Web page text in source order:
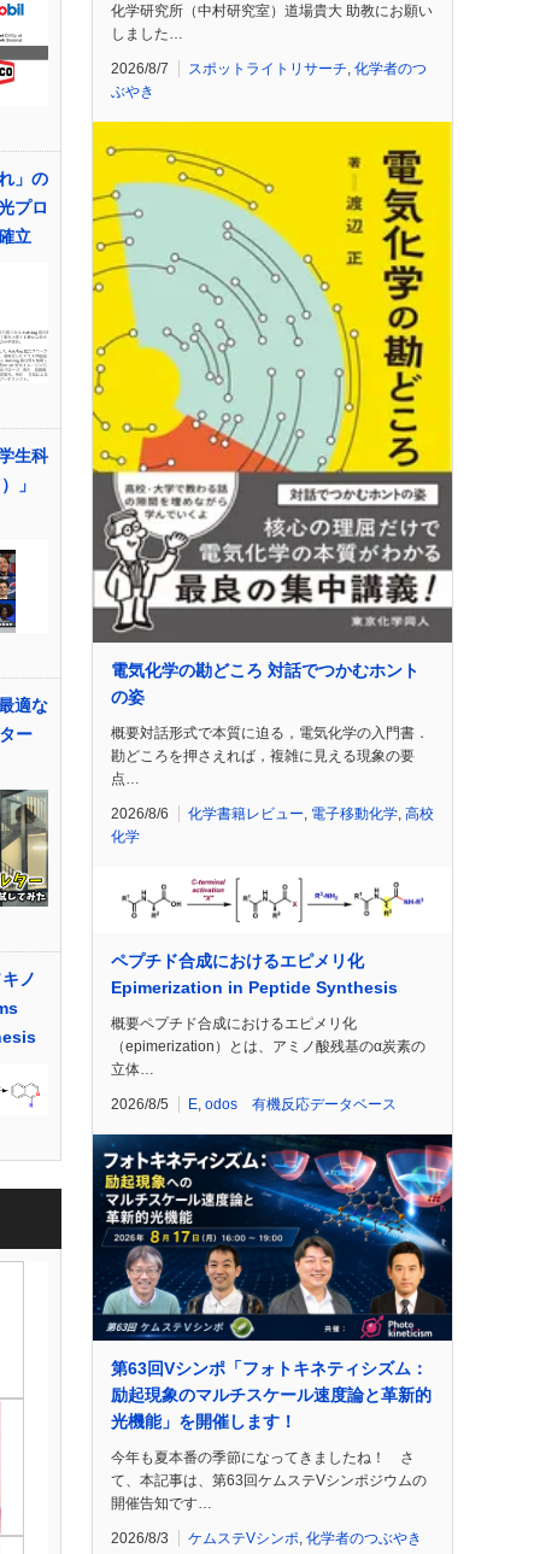
」の
プロ
立
生科
」
適な
ー
ノ
化学研究所（中村研究室）道場貴大 助教にお願い
しました…
2026/8/7 スポットライトリサーチ 化学者のつ
ぶやき
電気化学の勘どころ 対話でつかむホント
の姿
概要対話形式で本質に迫る，電気化学の入門書．
勘どころを押さえれば，複雑に見える現象の要
点…
2026/8/6 化学書籍レビュー 電子移動化学 高校
化学
ペプチド合成におけるエピメリ化
Epimerization in Peptide Synthesis
概要ペプチド合成におけるエピメリ化
（epimerization）とは、アミノ酸残基のα炭素の
立体…
2026/8/5 E odos 有機反応データベース
第63回Vシンポ「フォトキネティシズム：
励起現象のマルチスケール速度論と革新的
光機能」を開催します！
今年も夏本番の季節になってきましたね！ さ
て、本記事は、第63回ケムステVシンポジウムの
開催告知です…
2026/8/3 ケムステVシンポ, 化学者のつぶやき